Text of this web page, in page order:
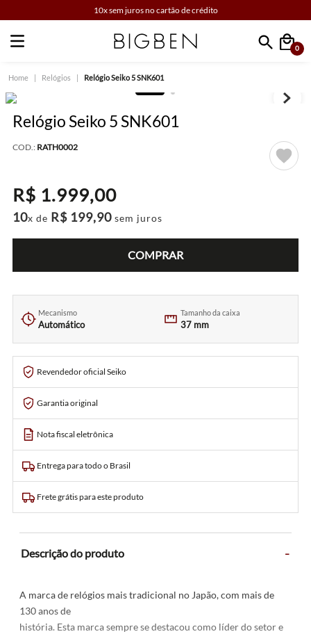
10x sem juros no cartão de crédito
Faça sua busca
0
Relógios Relógio Seiko 5 SNK601
Relógio Seiko 5 SNK601
COD.: RATH0002
R$ 1.999,00
10x de R$ 199,90 sem juros
COMPRAR
Mecanismo
Automático
Tamanho da caixa
37 mm
Revendedor oficial Seiko
Garantia original
Nota fiscal eletrônica
Entrega para todo o Brasil
Frete grátis para este produto
Descrição do produto -
A marca de relógios mais tradicional no Japão, com mais de
130 anos de
história. Esta marca sempre se destacou como líder do setor e